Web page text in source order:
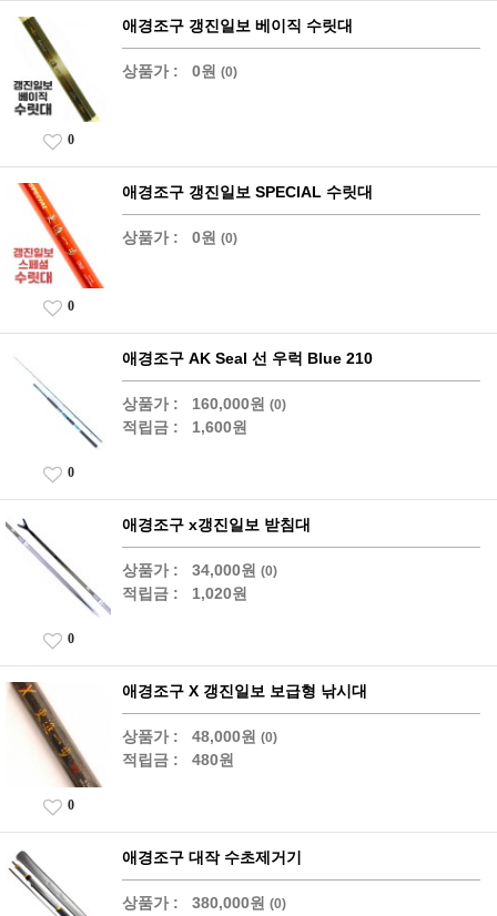
애경조구 갱진일보 베이직 수릿대
상품가 : 0원 (0)
0
애경조구 갱진일보 SPECIAL 수릿대
상품가 : 0원 (0)
0
애경조구 AK Seal 선 우럭 Blue 210
상품가 : 160,000원 (0)
적립금 : 1,600원
0
애경조구 x갱진일보 받침대
상품가 : 34,000원 (0)
적립금 : 1,020원
0
애경조구 X 갱진일보 보급형 낚시대
상품가 : 48,000원 (0)
적립금 : 480원
0
애경조구 대작 수초제거기
상품가 : 380,000원 (0)